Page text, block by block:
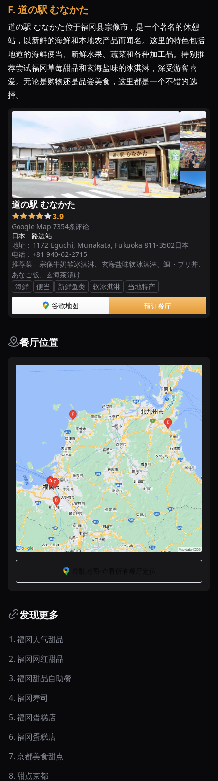
お
う
...
F. 道の駅 むなかた
道の駅 むなかた位于福冈县宗像市，是一个著名的休憩
站，以新鲜的海鲜和本地农产品而闻名。这里的特色包括
地道的海鲜便当、新鲜水果、蔬菜和各种加工品。特别推
荐尝试福冈草莓甜品和玄海盐味的冰淇淋，深受游客喜
爱。无论是购物还是品尝美食，这里都是一个不错的选
择。
道の駅 むなかた
Google Map 7354条评论
3.9
日本 · 路边站
地址： 1172 Eguchi, Munakata, Fukuoka 811-3502日本
电话： +81 940-62-2715
推荐菜： 宗像牛奶软冰淇淋、玄海盐味软冰淇淋、鯛・ブリ丼、
あなご饭、玄海茶漬け
海鲜
便当 新鲜鱼类 软冰淇淋 当地特产
谷歌地图 预订餐厅
餐厅位置
发现更多
1. 福冈人气甜品
2. 福冈网红甜品
3. 福冈甜品自助餐
4. 福冈寿司
5. 福冈蛋糕店
6. 福冈蛋糕店
7. 京都美食甜点
8. 甜点京都